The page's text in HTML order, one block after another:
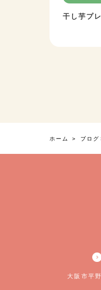
干し芋プ
ホーム ブログ
大阪市平